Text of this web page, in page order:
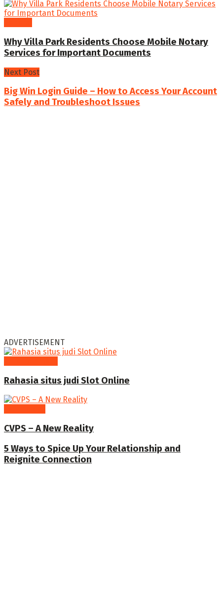
Why Villa Park Residents Choose Mobile Notary
Services for Important Documents
Next Post
Big Win Login Guide – How to Access Your Account
Safely and Troubleshoot Issues
ADVERTISEMENT
Rahasia situs judi Slot Online
CVPS – A New Reality
5 Ways to Spice Up Your Relationship and
Reignite Connection